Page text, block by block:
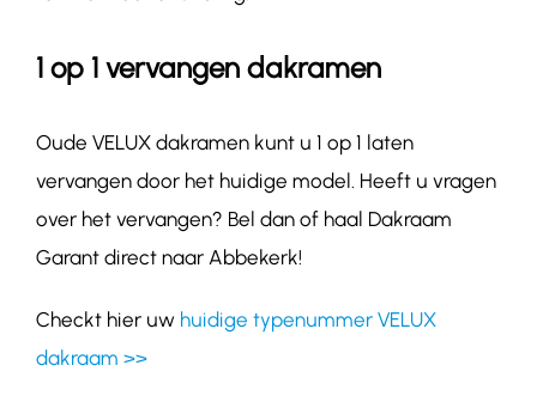
1 op 1 vervangen dakramen
Oude VELUX dakramen kunt u 1 op 1 laten
vervangen door het huidige model. Heeft u vragen
over het vervangen? Bel dan of haal Dakraam
Garant direct naar Abbekerk!
Checkt hier uw huidige typenummer VELUX
dakraam >>